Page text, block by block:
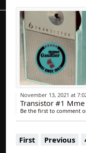
November 13, 2021 at
Transistor #1
Be the first to comment
First Previous